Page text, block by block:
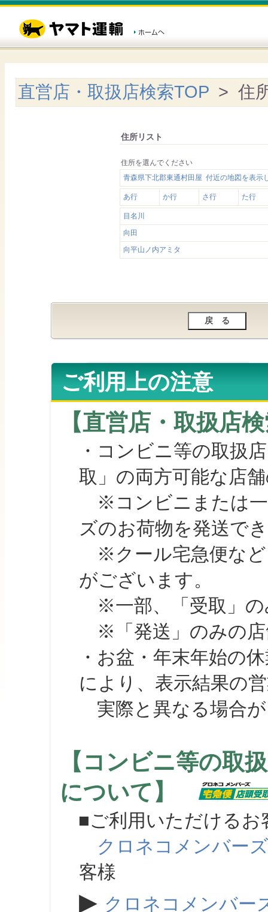
直営店・取扱店検索TOP > 住
住所リスト
住所を選んでください
青森県下北郡東通村田屋 付近の地図を表示
あ行 か行 さ行 た行
目名川
向田
向平山ノ内アミタ
ご利用上の注意
【直営店・取扱店
・コンビニ等の取扱
取」の両方可能な店
※コンビニまたは一
ズのお荷物を発送で
※クール宅急便など
がございます。
※一部、「受取」の
※「発送」のみの店
・お盆・年末年始の
により、表示結果の
実際と異なる場合が
【コンビニ等の取
について】
■ご利用いただけるお
クロネコメンバーズ
客様
▶ クロネコメンバー